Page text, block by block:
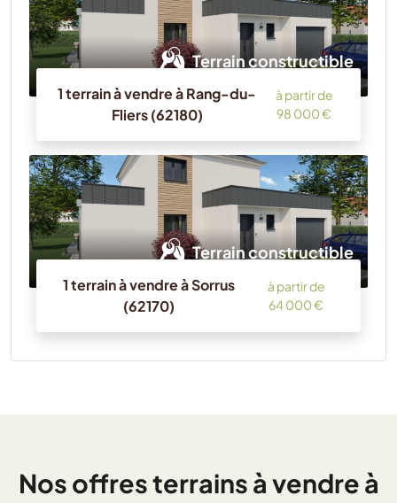
Terrain constructible
1 terrain à vendre à Rang-du-
Fliers (62180)
à partir de
98 000 €
Terrain constructible
1 terrain à vendre à Sorrus
(62170)
à partir de
64 000 €
Nos offres terrains à vendre à